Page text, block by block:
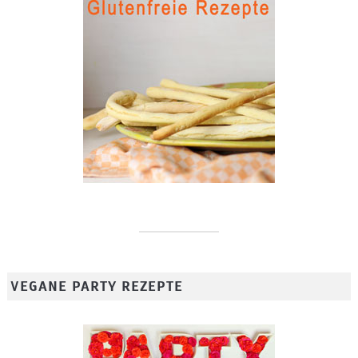
VEGANE PARTY REZEPTE